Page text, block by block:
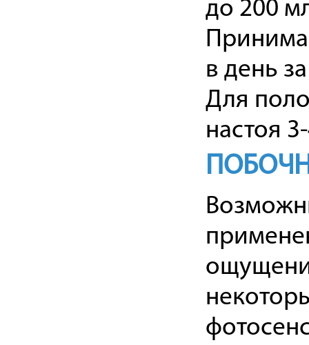
до 200
в день
Для
настоя